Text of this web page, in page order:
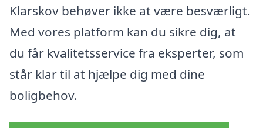
Klarskov behøver ikke at være besværligt.
Med vores platform kan du sikre dig, at
du får kvalitetsservice fra eksperter, som
står klar til at hjælpe dig med dine
boligbehov.